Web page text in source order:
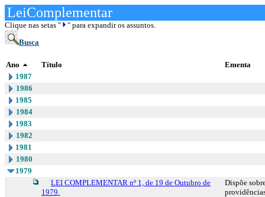
LeiComplementar
Clique nas setas "
" para expandir os assuntos.
Busca
Ano Título
Ementa
1987
1986
1985
1984
1983
1982
1981
1980
1979
LEI COMPLEMENTAR nº 1, de 19 de Outubro de
1979.
Dispõe